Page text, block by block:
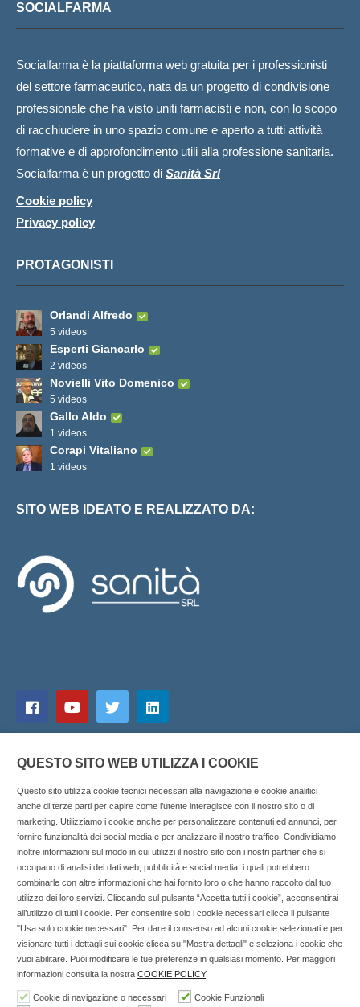
SOCIALFARMA
Socialfarma è la piattaforma web gratuita per i professionisti
del settore farmaceutico, nata da un progetto di condivisione
professionale che ha visto uniti farmacisti e non, con lo scopo
di racchiudere in uno spazio comune e aperto a tutti attività
formative e di approfondimento utili alla professione sanitaria.
Socialfarma è un progetto di Sanità Srl
Cookie policy
Privacy policy
PROTAGONISTI
Orlandi Alfredo
5 videos
Esperti Giancarlo
2 videos
Novielli Vito Domenico
5 videos
Gallo Aldo
1 videos
Corapi Vitaliano
1 videos
SITO WEB IDEATO E REALIZZATO DA:
Copyright © 2025 SOCIALFARMA - La piattaforma web per i
professionisti della farmacia. Tutti i diritti riservati.
Socialfarma.it è un marchio di Sanità S.r.l. Largo San
Francesco, 19 - 73041 Carmiano (LE) - Tel: 0832.093720 Cell:
3276346536 Cell: 3297281965 - P.iva: 04571460759 - Rea: LE-
302152 Iscritta al n° 1 del Registro della Stampa del Tribunale
di Lecce il 15/01/2015.
QUESTO SITO WEB UTILIZZA I COOKIE
Questo sito utilizza cookie tecnici necessari alla navigazione e cookie analitici
anche di terze parti per capire come l’utente interagisce con il nostro sito o di
marketing. Utilizziamo i cookie anche per personalizzare contenuti ed annunci, per
fornire funzionalità dei social media e per analizzare il nostro traffico. Condividiamo
inoltre informazioni sul modo in cui utilizzi il nostro sito con i nostri partner che si
occupano di analisi dei dati web, pubblicità e social media, i quali potrebbero
combinarle con altre informazioni che hai fornito loro o che hanno raccolto dal tuo
utilizzo dei loro servizi. Cliccando sul pulsante “Accetta tutti i cookie”, acconsentirai
all’utilizzo di tutti i cookie. Per consentire solo i cookie necessari clicca il pulsante
"Usa solo cookie necessari". Per dare il consenso ad alcuni cookie selezionati e per
visionare tutti i dettagli sui cookie clicca su "Mostra dettagli" e seleziona i cookie che
vuoi abilitare. Puoi modificare le tue preferenze in qualsiasi momento. Per maggiori
informazioni consulta la nostra COOKIE POLICY.
Cookie di navigazione o necessari Cookie Funzionali